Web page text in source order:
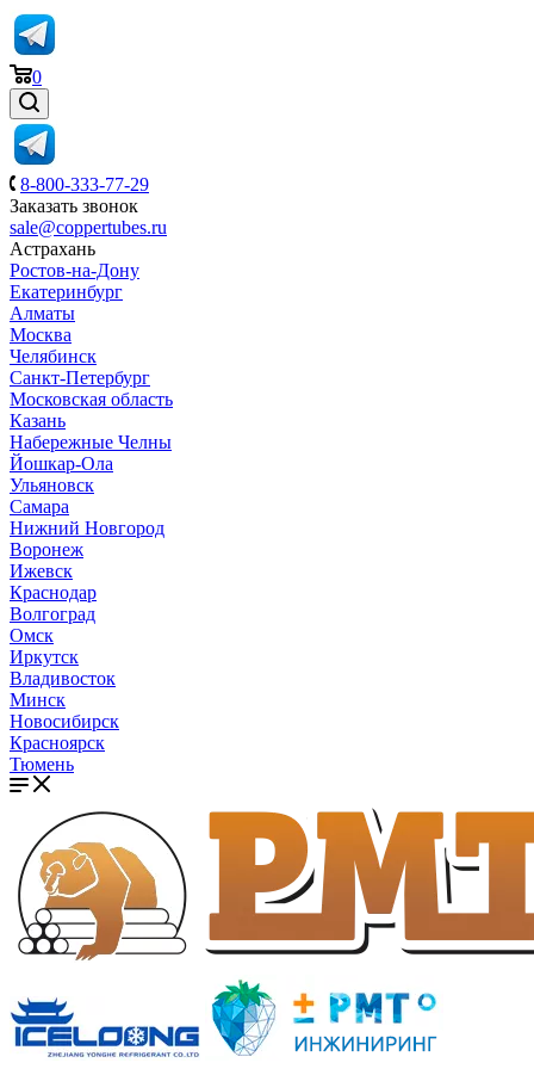
0
8-800-333-77-29
Заказать звонок
sale@coppertubes.ru
Астрахань
Ростов-на-Дону
Екатеринбург
Алматы
Москва
Челябинск
Санкт-Петербург
Московская область
Казань
Набережные Челны
Йошкар-Ола
Ульяновск
Самара
Нижний Новгород
Воронеж
Ижевск
Краснодар
Волгоград
Омск
Иркутск
Владивосток
Минск
Новосибирск
Красноярск
Тюмень